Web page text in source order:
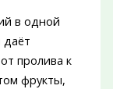
в одной
пролива к
фрукты,